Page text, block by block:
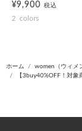
¥9,900税込
2 colors
ホーム women（ウィメ
【3buy40%OFF！対